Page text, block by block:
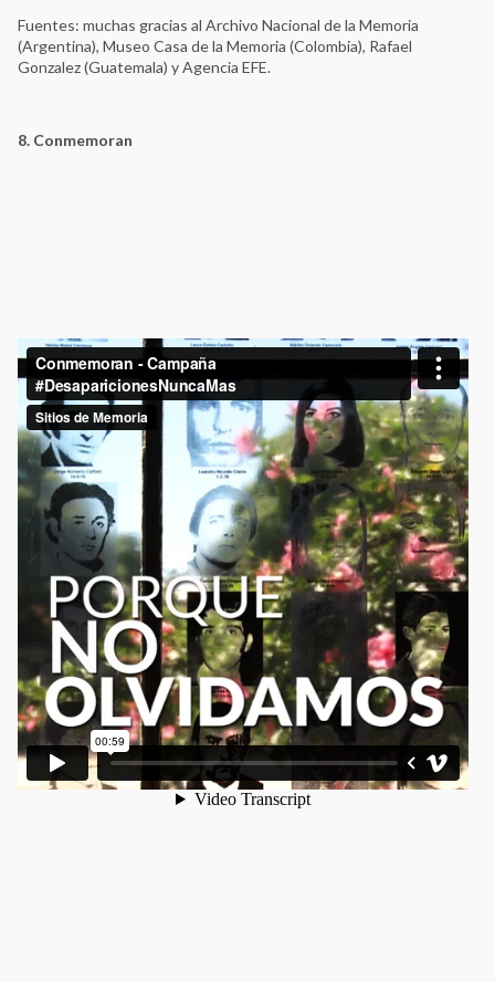
Fuentes: muchas gracias al Archivo Nacional de la Memoria
(Argentina), Museo Casa de la Memoria (Colombia), Rafael
Gonzalez (Guatemala) y Agencia EFE.
8. Conmemoran